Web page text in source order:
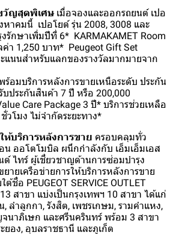
วัญสุดพิเศษเมื่อจองและออกรถยนต์ เปอ
หาคมนี้ เปอโยต์ รุ่น 2008, 3008 และ
รักษาเพิ่มปีที่ 6* KARMAKAMET Room
า 1,250 บาท* Peugeot Gift Set
แนนสำหรับแลกของรางวัลมากมายจาก
ร้อมบริการหลังการขายเหนือระดับ ประกัน
ประกันสินค้า 7 ปี หรือ 200,000
Care Package 3 ปี* บริการช่วยเหลือ
วโมง ไม่จำกัดระยะทาง*
ห้บริการหลังการขาย ครอบคลุมทั่ว
น ออโตโมบิล ผนึกกำลังกับ เอ็มเอ็มเอส
ด์ ไทร์ ผู้เชี่ยวชาญด้านการซ่อมบำรุง
ายเครือข่ายการให้บริการหลังการขาย
ต้ชื่อ PEUGEOT SERVICE OUTLET
สาขา แบ่งเป็นกรุงเทพฯ 10 สาขา ได้แก่
, ลำลูกกา, รังสิต, เพชรเกษม, รามคำแหง,
นาภิเษก และศรีนครินทร์ พร้อม 3 สาขา
ยอง, อุบลราชธานี และภูเก็ต